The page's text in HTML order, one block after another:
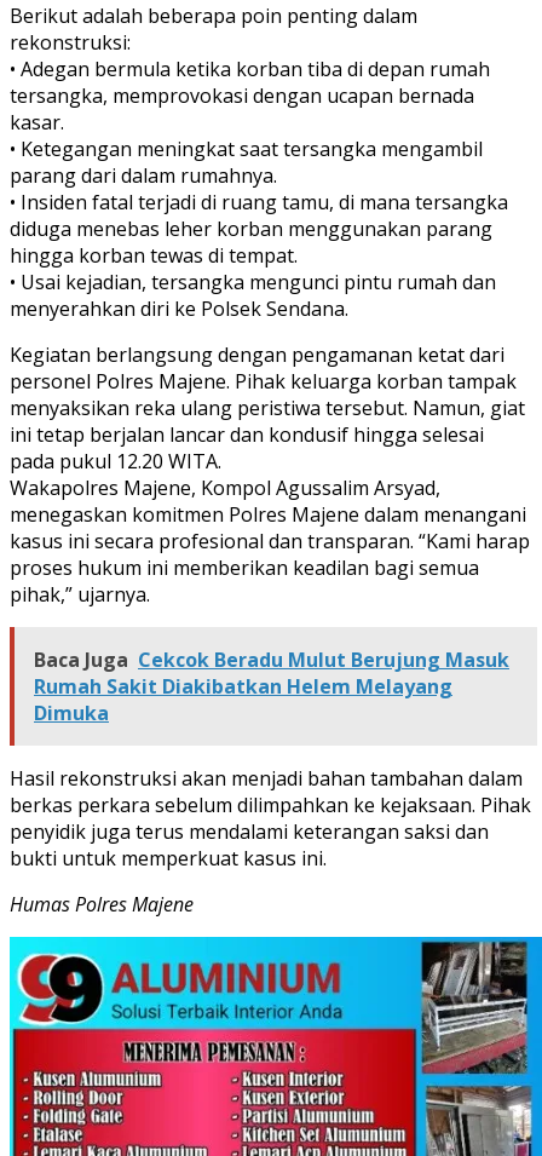
Berikut adalah beberapa poin penting dalam
rekonstruksi:
• Adegan bermula ketika korban tiba di depan rumah
tersangka, memprovokasi dengan ucapan bernada
kasar.
• Ketegangan meningkat saat tersangka mengambil
parang dari dalam rumahnya.
• Insiden fatal terjadi di ruang tamu, di mana tersangka
diduga menebas leher korban menggunakan parang
hingga korban tewas di tempat.
• Usai kejadian, tersangka mengunci pintu rumah dan
menyerahkan diri ke Polsek Sendana.
Kegiatan berlangsung dengan pengamanan ketat dari
personel Polres Majene. Pihak keluarga korban tampak
menyaksikan reka ulang peristiwa tersebut. Namun, giat
ini tetap berjalan lancar dan kondusif hingga selesai
pada pukul 12.20 WITA.
Wakapolres Majene, Kompol Agussalim Arsyad,
menegaskan komitmen Polres Majene dalam menangani
kasus ini secara profesional dan transparan. “Kami harap
proses hukum ini memberikan keadilan bagi semua
pihak,” ujarnya.
Baca Juga Cekcok Beradu Mulut Berujung Masuk
Rumah Sakit Diakibatkan Helem Melayang
Dimuka
Hasil rekonstruksi akan menjadi bahan tambahan dalam
berkas perkara sebelum dilimpahkan ke kejaksaan. Pihak
penyidik juga terus mendalami keterangan saksi dan
bukti untuk memperkuat kasus ini.
Humas Polres Majene